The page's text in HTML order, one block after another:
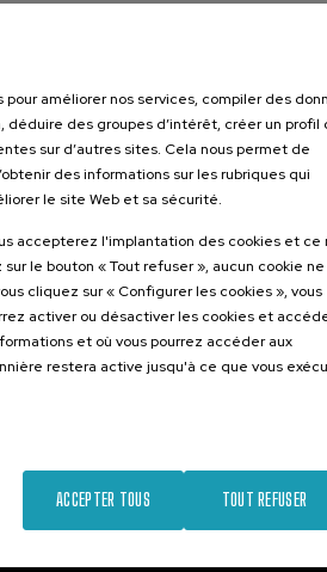
améliorer nos services, compiler des
des groupes d’intérêt, créer un profil
sur d’autres sites. Cela nous permet de
des informations sur les rubriques qui
le site Web et sa sécurité.
accepterez l'implantation des cookies et ce
le bouton « Tout refuser », aucun cookie ne
cliquez sur « Configurer les cookies », vous
activer ou désactiver les cookies et
et où vous pourrez accéder aux
restera active jusqu'à ce que vous
TOUT REFUSER
ACCEPTER TOUS